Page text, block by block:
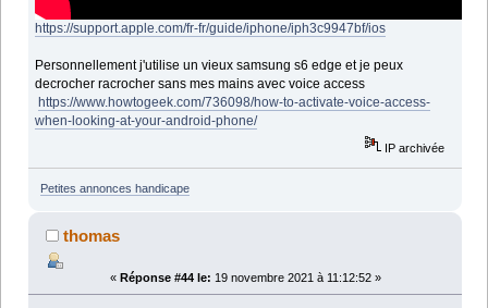
https://support.apple.com/fr-fr/guide/iphone/iph3c9947bf/ios
Personnellement j'utilise un vieux samsung s6 edge et je peux
decrocher racrocher sans mes mains avec voice access
https://www.howtogeek.com/736098/how-to-activate-voice-access-
when-looking-at-your-android-phone/
IP archivée
Petites annonces handicape
thomas
« Réponse #44 le: 19 novembre 2021 à 11:12:52 »